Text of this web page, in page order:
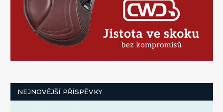
NEJNOVĚJŠÍ PŘÍSPĚVKY